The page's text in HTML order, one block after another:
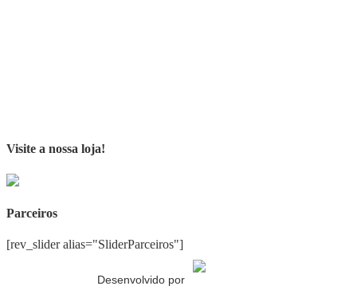
Visite a nossa loja!
Parceiros
[rev_slider alias="SliderParceiros"]
Desenvolvido por